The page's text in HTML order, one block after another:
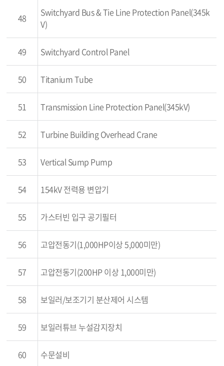
48
Switchyard Bus & Tie Line Protection Panel(345k
V)
49 Switchyard Control Panel
50 Titanium Tube
51 Transmission Line Protection Panel(345kV)
52 Turbine Building Overhead Crane
53 Vertical Sump Pump
54 154kV 전력용 변압기
55 가스터빈 입구 공기필터
56 고압전동기(1,000HP이상 5,000미만)
57 고압전동기(200HP 이상 1,000미만)
58 보일러/보조기기 분산제어 시스템
59 보일러튜브 누설감지장치
60 수문설비